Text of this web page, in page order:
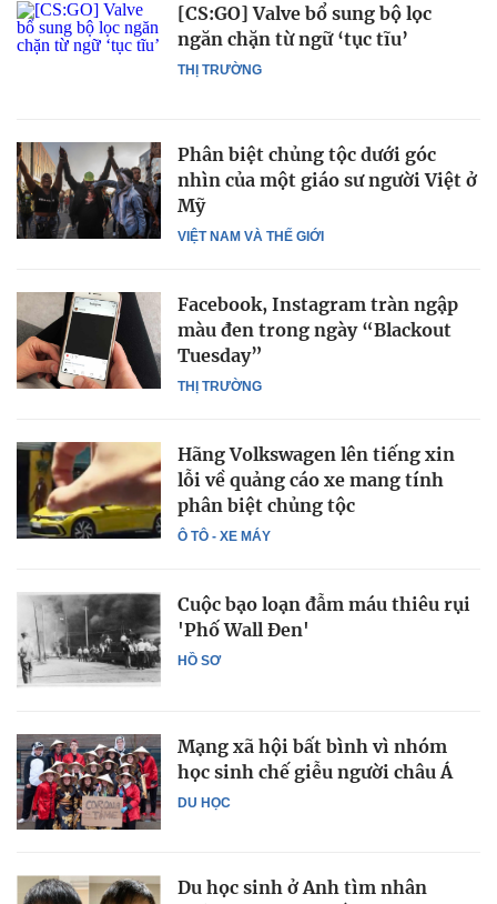
THỊ TRƯỜNG
[CS:GO] Valve bổ sung bộ lọc
ngăn chặn từ ngữ ‘tục tĩu’
VIỆT NAM VÀ THẾ GIỚI
Phân biệt chủng tộc dưới góc
nhìn của một giáo sư người Việt ở
Mỹ
THỊ TRƯỜNG
Facebook, Instagram tràn ngập
màu đen trong ngày “Blackout
Tuesday”
Ô TÔ - XE MÁY
Hãng Volkswagen lên tiếng xin
lỗi về quảng cáo xe mang tính
phân biệt chủng tộc
HỒ SƠ
Cuộc bạo loạn đẫm máu thiêu rụi
'Phố Wall Đen'
DU HỌC
Mạng xã hội bất bình vì nhóm
học sinh chế giễu người châu Á
Du học sinh ở Anh tìm nhân